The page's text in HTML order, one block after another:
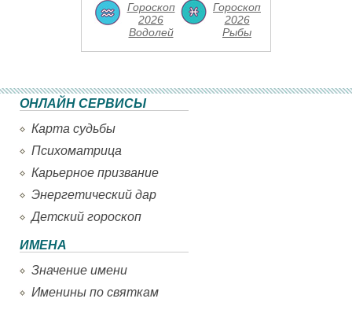
Гороскоп
2026
Водолей
Гороскоп
2026
Рыбы
ОНЛАЙН СЕРВИСЫ
Карта судьбы
Психоматрица
Карьерное призвание
Энергетический дар
Детский гороскоп
ИМЕНА
Значение имени
Именины по святкам